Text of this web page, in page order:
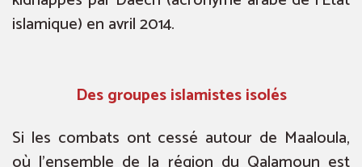
islamique) en avril 2014.
Des groupes islamistes isolés
Si les combats ont cessé autour de Maaloula,